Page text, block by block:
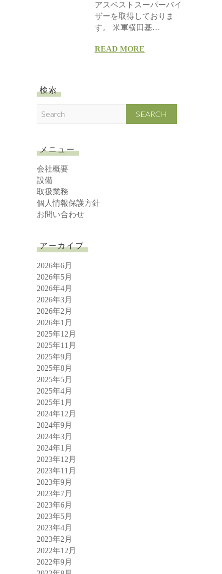
アスベストスーパーバイ
ザーを取得しておりま
す。 米軍横田基…
READ MORE
検索
c
h
メニュー
会社概要
設備
取扱業務
個人情報保護方針
お問い合わせ
アーカイブ
2026年6月
2026年5月
2026年4月
2026年3月
2026年2月
2026年1月
2025年12月
2025年11月
2025年9月
2025年8月
2025年5月
2025年4月
2025年1月
2024年12月
2024年9月
2024年3月
2024年1月
2023年12月
2023年11月
2023年9月
2023年7月
2023年6月
2023年5月
2023年4月
2023年2月
2022年12月
2022年9月